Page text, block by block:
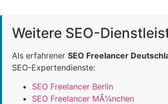
Weitere SEO-
Als erfahrener SEO Freelancer
SEO-Expertendienste:
SEO Freelancer Berlin
SEO Freelancer MÃ¼nchen